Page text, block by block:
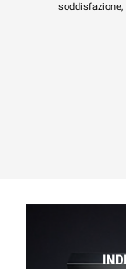
soddisfazione,